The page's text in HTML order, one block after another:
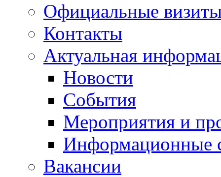
Официальные
Контакты
Актуальная
Новости
События
Мероприятия и
Информационные
Вакансии